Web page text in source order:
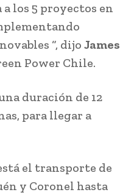
los 5 proyectos en
“, dijo James
Power Chile.
duración de 12
para llegar a
el transporte de
y Coronel hasta